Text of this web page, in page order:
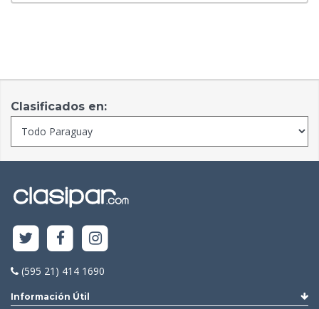
Clasificados en:
(595 21) 414 1690
Información Útil